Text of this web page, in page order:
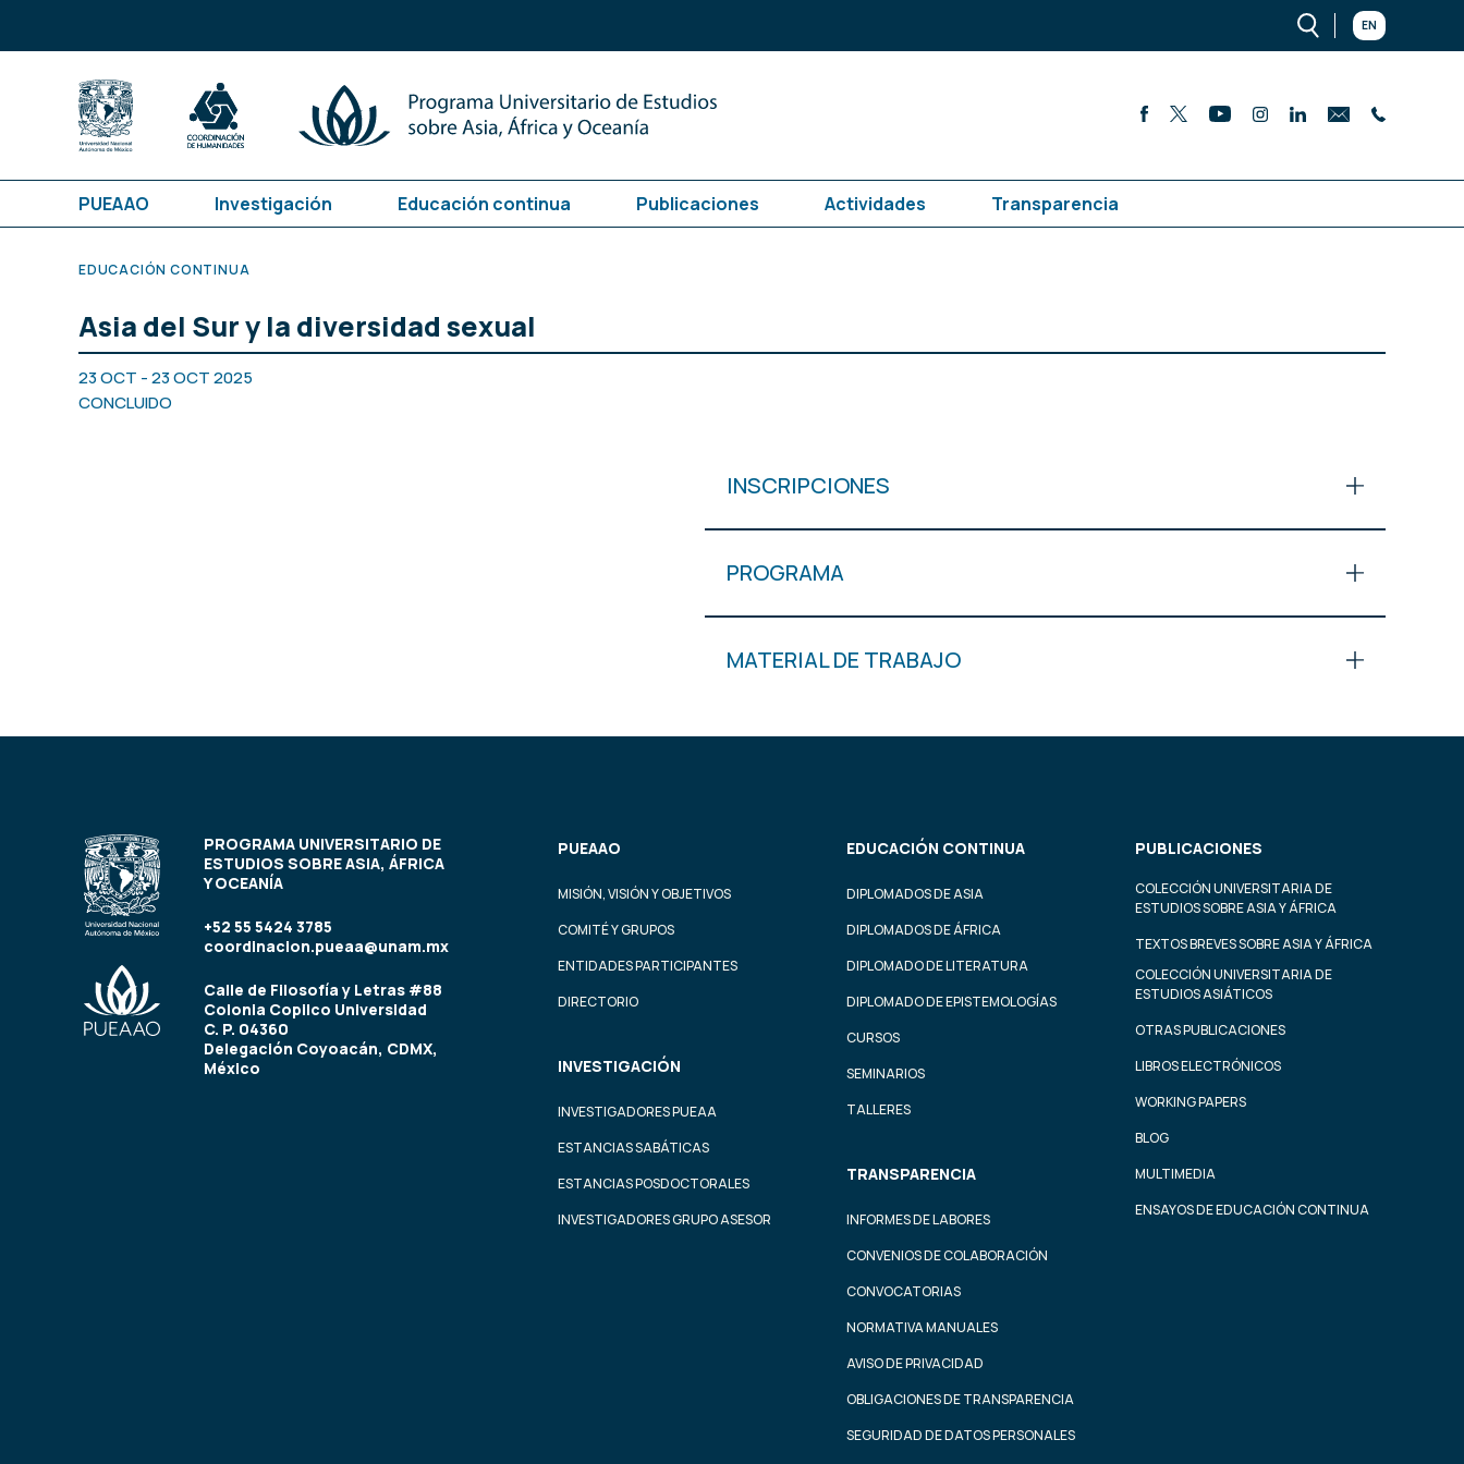
EN
PUEAAO Investigación Educación continua Publicaciones Actividades Transparencia
EDUCACIÓN CONTINUA
Asia del Sur y la diversidad sexual
23 OCT - 23 OCT 2025
CONCLUIDO
INSCRIPCIONES
PROGRAMA
MATERIAL DE TRABAJO
PROGRAMA UNIVERSITARIO DE
ESTUDIOS SOBRE ASIA, ÁFRICA
Y OCEANÍA
+52 55 5424 3785
coordinacion.pueaa@unam.mx
Calle de Filosofía y Letras #88
Colonia Copilco Universidad
C. P. 04360
Delegación Coyoacán, CDMX,
México
PUEAAO
MISIÓN, VISIÓN Y OBJETIVOS
COMITÉ Y GRUPOS
ENTIDADES PARTICIPANTES
DIRECTORIO
INVESTIGACIÓN
INVESTIGADORES PUEAA
ESTANCIAS SABÁTICAS
ESTANCIAS POSDOCTORALES
INVESTIGADORES GRUPO ASESOR
EDUCACIÓN CONTINUA
DIPLOMADOS DE ASIA
DIPLOMADOS DE ÁFRICA
DIPLOMADO DE LITERATURA
DIPLOMADO DE EPISTEMOLOGÍAS
CURSOS
SEMINARIOS
TALLERES
TRANSPARENCIA
INFORMES DE LABORES
CONVENIOS DE COLABORACIÓN
CONVOCATORIAS
NORMATIVA MANUALES
AVISO DE PRIVACIDAD
OBLIGACIONES DE TRANSPARENCIA
SEGURIDAD DE DATOS PERSONALES
PUBLICACIONES
COLECCIÓN UNIVERSITARIA DE
ESTUDIOS SOBRE ASIA Y ÁFRICA
TEXTOS BREVES SOBRE ASIA Y ÁFRICA
COLECCIÓN UNIVERSITARIA DE
ESTUDIOS ASIÁTICOS
OTRAS PUBLICACIONES
LIBROS ELECTRÓNICOS
WORKING PAPERS
BLOG
MULTIMEDIA
ENSAYOS DE EDUCACIÓN CONTINUA